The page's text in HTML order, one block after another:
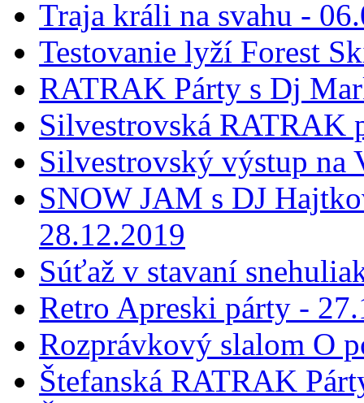
Traja králi na svahu -
Testovanie lyží Forest
RATRAK Párty s Dj
Silvestrovská RATRAK
Silvestrovský výstup na
SNOW JAM s DJ
28.12.2019
Súťaž v stavaní
Retro Apreski párty -
Rozprávkový slalom O
Štefanská RATRAK